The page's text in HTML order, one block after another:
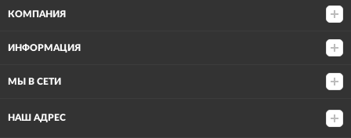
КОМПАНИЯ
ИНФОРМАЦИЯ
МЫ В СЕТИ
НАШ АДРЕС